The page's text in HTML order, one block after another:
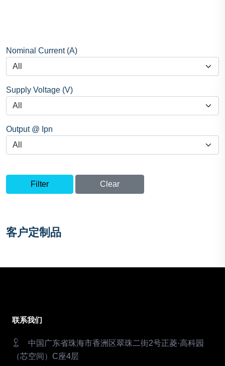
Nominal Current (A)
Supply Voltage (V)
Output @ Ipn
Filter Clear
客户定制品
联系我们
中国广东省珠海市香洲区翠珠二街2号正菱·高科园
（芯空间）C座4层